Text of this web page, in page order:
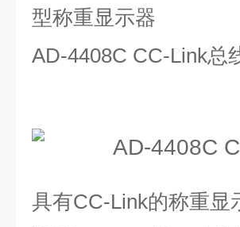
型称重显示器
AD-4408C CC-Link总
具有CC-Link的称重显